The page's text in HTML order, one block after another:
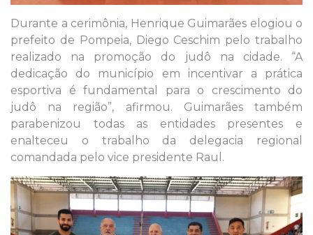
Durante a cerimônia, Henrique Guimarães elogiou o
prefeito de Pompeia, Diego Ceschim pelo trabalho
realizado na promoção do judô na cidade. “A
dedicação do município em incentivar a prática
esportiva é fundamental para o crescimento do
judô na região”, afirmou. Guimarães também
parabenizou todas as entidades presentes e
enalteceu o trabalho da delegacia regional
comandada pelo vice presidente Raul.